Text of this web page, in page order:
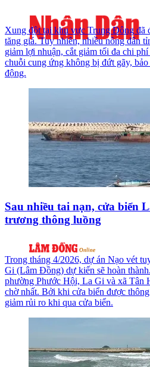
Xung đột tại khu vực Trung Đông đã
tăng giá. Tuy nhiên, nhiều nông dân
giảm lợi nhuận, cắt giảm tối đa chi
chuỗi cung ứng không bị đứt gãy,
động.
Sau nhiều tai nạn, cửa biển
trương thông luồng
Trong tháng 4/2026, dự án Nạo vét
Gi (Lâm Đồng) dự kiến sẽ hoàn
phường Phước Hội, La Gi và xã
chờ nhất. Bởi khi cửa biển được
giảm rủi ro khi qua cửa biển.